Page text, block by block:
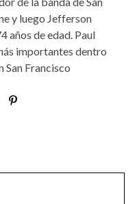
y luego Jefferson
años de edad. Paul
importantes dentro
San Francisco